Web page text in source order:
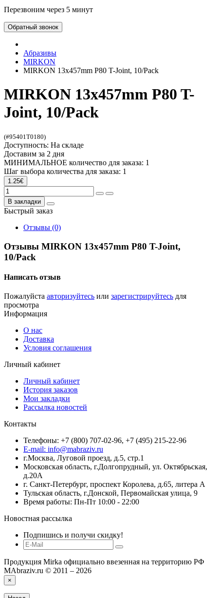
Перезвоним через 5 минут
Обратный звонок
Абразивы
MIRKON
MIRKON 13x457mm P80 T-Joint, 10/Pack
MIRKON 13x457mm P80 T-
Joint, 10/Pack
(#95401T0180)
Доступность: На складе
Доставим за 2 дня
МИНИМАЛЬНОЕ количество для заказа: 1
Шаг выбора количества для заказа: 1
1.25€
В закладки
Быстрый заказ
Отзывы (0)
Отзывы MIRKON 13x457mm P80 T-Joint,
10/Pack
Написать отзыв
Пожалуйста авторизуйтесь или зарегистрируйтесь для
просмотра
Информация
О нас
Доставка
Условия соглашения
Личный кабинет
Личный кабинет
История заказов
Мои закладки
Рассылка новостей
Контакты
Телефоны: +7 (800) 707-02-96, +7 (495) 215-22-96
E-mail: info@mabraziv.ru
г.Москва, Луговой проезд, д.5, стр.1
Московская область, г.Долгопрудный, ул. Октябрьская,
д.20А
г. Санкт-Петербург, проспект Королева, д.65, литера А
Тульская область, г.Донской, Первомайская улица, 9
Время работы: Пн-Пт 10:00 - 22:00
Новостная рассылка
Подпишись и получи скидку!
Продукция Mirka официально ввезенная на территорию РФ
MAbraziv.ru © 2011 – 2026
×